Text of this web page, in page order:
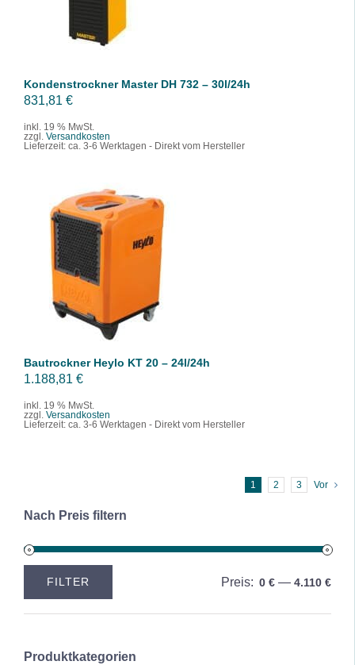
6
5
1
€
€
Kondenstrockner Master DH 732 – 30l/24h
831,81 €
inkl. 19 % MwSt.
zzgl. Versandkosten
Lieferzeit: ca. 3-6 Werktagen - Direkt vom Hersteller
IN DEN WARENKORB
/
DETAILS
Bautrockner Heylo KT 20 – 24l/24h
1.188,81 €
inkl. 19 % MwSt.
zzgl. Versandkosten
Lieferzeit: ca. 3-6 Werktagen - Direkt vom Hersteller
1 2 3 Vor
Nach Preis filtern
i
.
a
.
FILTER Preis: 0 € —4.110 €
Produktkategorien